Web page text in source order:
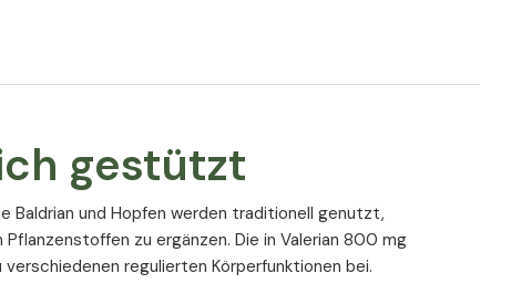
ausgewählte B-Vitamine
geeignet
gestützt
Baldrian und Hopfen werden traditionell genutzt,
zu ergänzen. Die in Valerian 800 mg
regulierten Körperfunktionen bei.